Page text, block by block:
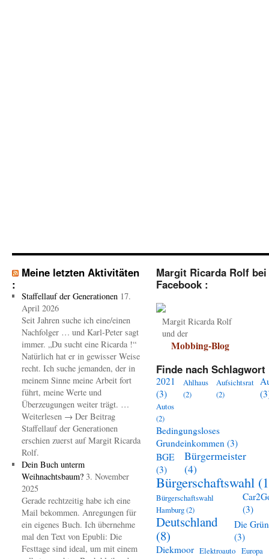
Meine letzten Aktivitäten
:
Staffellauf der Generationen 17.
April 2026
Seit Jahren suche ich eine/einen
Nachfolger … und Karl-Peter sagt
immer. „Du sucht eine Ricarda !“
Natürlich hat er in gewisser Weise
recht. Ich suche jemanden, der in
meinem Sinne meine Arbeit fort
führt, meine Werte und
Überzeugungen weiter trägt. …
Weiterlesen → Der Beitrag
Staffellauf der Generationen
erschien zuerst auf Margit Ricarda
Rolf.
Dein Buch unterm
Weihnachtsbaum? 3. November
2025
Gerade rechtzeitig habe ich eine
Mail bekommen. Anregungen für
ein eigenes Buch. Ich übernehme
mal den Text von Epubli: Die
Festtage sind ideal, um mit einem
Margit Ricarda Rolf bei
Facebook :
Margit Ricarda Rolf
und der
Mobbing-Blog
Finde nach Schlagwort
2021
(3)
Ahlhaus
(2)
Aufsichtsrat
(2)
Autos
(2)
Bedingungsloses
Grundeinkommen (3)
BGE
(3)
Bürgermeister
(4)
Bürgerschaftswahl
Bürgerschaftswahl
Hamburg(2)
(3)
Deutschland
(8)
Die
(3)
Diekmoor Elektroauto Europa